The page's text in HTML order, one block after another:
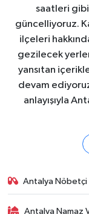
saatleri
güncelliyoruz.
ilçeleri
gezilecek
yansıtan
devam
anlayışıyla
Antalya Nöbetçi
Antalya Namaz